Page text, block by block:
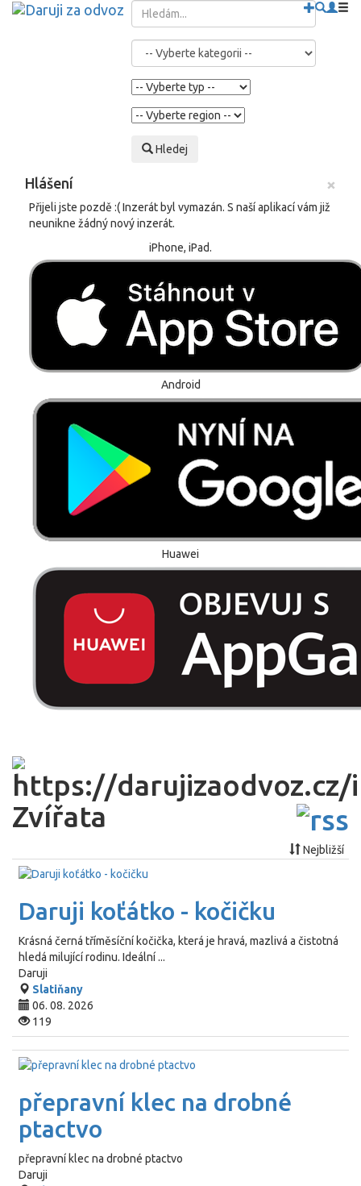
Hledej
×
Hlášení
Přijeli jste pozdě :( Inzerát byl vymazán. S naší aplikací vám již
neunikne žádný nový inzerát.
iPhone, iPad.
Android
Huawei
Zvířata
Nejbližší
Daruji koťátko - kočičku
Krásná černá tříměsíční kočička, která je hravá, mazlivá a čistotná
hledá milující rodinu. Ideální ...
Daruji
Slatiňany
06. 08. 2026
119
přepravní klec na drobné
ptactvo
přepravní klec na drobné ptactvo
Daruji